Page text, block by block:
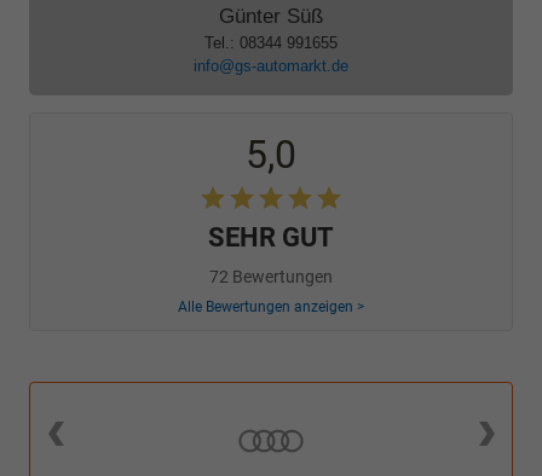
Günter Süß
Tel.: 08344 991655
info@gs-automarkt.de
5,0
SEHR GUT
72 Bewertungen
Alle Bewertungen anzeigen >